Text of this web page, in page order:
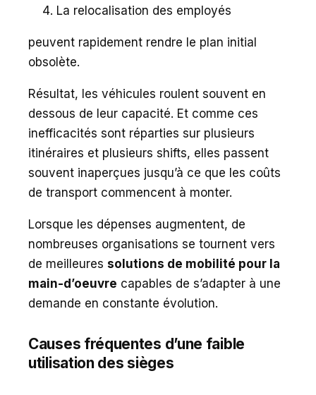
La relocalisation des employés
peuvent rapidement rendre le plan initial
obsolète.
Résultat, les véhicules roulent souvent en
dessous de leur capacité. Et comme ces
inefficacités sont réparties sur plusieurs
itinéraires et plusieurs shifts, elles passent
souvent inaperçues jusqu’à ce que les coûts
de transport commencent à monter.
Lorsque les dépenses augmentent, de
nombreuses organisations se tournent vers
de meilleures solutions de mobilité pour la
main-d’oeuvre capables de s’adapter à une
demande en constante évolution.
Causes fréquentes d’une faible
utilisation des sièges